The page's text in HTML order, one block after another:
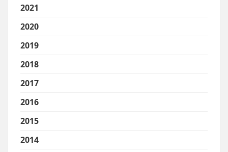
2021
2020
2019
2018
2017
2016
2015
2014